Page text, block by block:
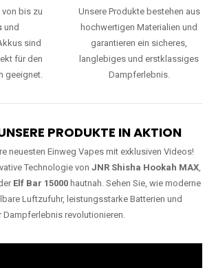
bis zu
und
sind
für den
geeignet.
Unsere Produkte bestehen aus
hochwertigen Materialien und
garantieren ein sicheres,
langlebiges und erstklassiges
Dampferlebnis.
PRODUKTE IN AKTION
neuesten Einweg Vapes mit exklusiven Videos!
Technologie von JNR Shisha Hookah MAX,
Elf Bar 15000 hautnah. Sehen Sie, wie moderne
Luftzufuhr, leistungsstarke Batterien und
Dampferlebnis revolutionieren.